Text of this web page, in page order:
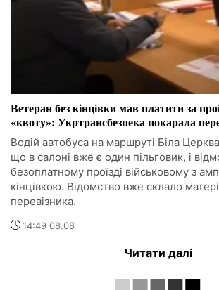
Ветеран без кінцівки мав платити за
«квоту»: Укртрансбезпека покарала
Водій автобуса на маршруті Біла
що в салоні вже є один пільговик, і
безоплатному проїзді військовому з
кінцівкою. Відомство вже склало
перевізника.
14:49 08.08
Читати далі